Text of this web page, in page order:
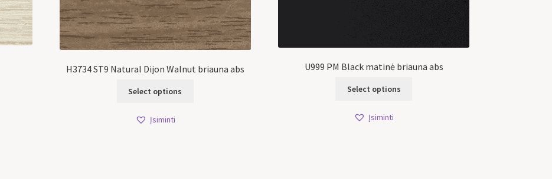
H3734 ST9 Natural Dijon Walnut briauna abs
Select options
Įsiminti
U999 PM Black matinė briauna abs
Select options
Įsiminti